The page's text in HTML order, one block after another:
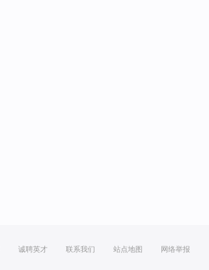
诚聘英才 联系我们 站点地图 网络举报